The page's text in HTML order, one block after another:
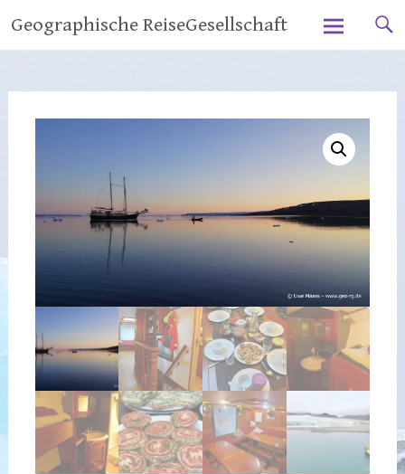
Inhalt
springen
Geographische ReiseGesellschaft